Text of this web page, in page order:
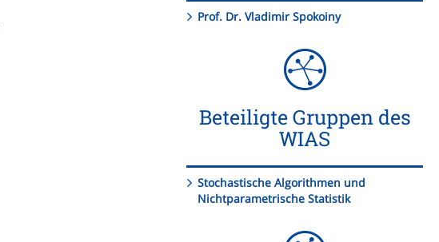
Prof. Dr. Vladimir Spokoiny
Beteiligte Gruppen des
WIAS
Stochastische Algorithmen und
Nichtparametrische Statistik